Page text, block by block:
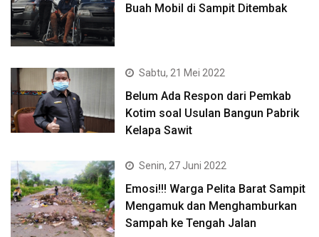
Buah Mobil di Sampit Ditembak
Sabtu, 21 Mei 2022
Belum Ada Respon dari Pemkab
Kotim soal Usulan Bangun Pabrik
Kelapa Sawit
Senin, 27 Juni 2022
Emosi!!! Warga Pelita Barat Sampit
Mengamuk dan Menghamburkan
Sampah ke Tengah Jalan